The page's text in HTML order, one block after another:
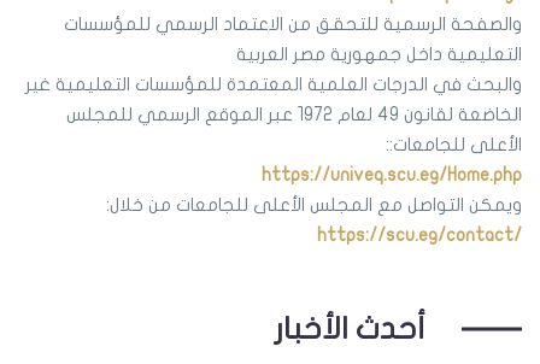
والصفحة الرسمية للتحقق من الاعتماد الرسمي للمؤسسات
التعليمية داخل جمهورية مصر العربية
والبحث في الدرجات العلمية المعتمدة للمؤسسات التعليمية غير
الخاضعة لقانون 49 لعام 1972 عبر الموقع الرسمي للمجلس
الأعلى للجامعات::
https://univeq.scu.eg/Home.php
ويمكن التواصل مع المجلس الأعلى للجامعات من خلال:
https://scu.eg/contact/
أحدث الأخبار